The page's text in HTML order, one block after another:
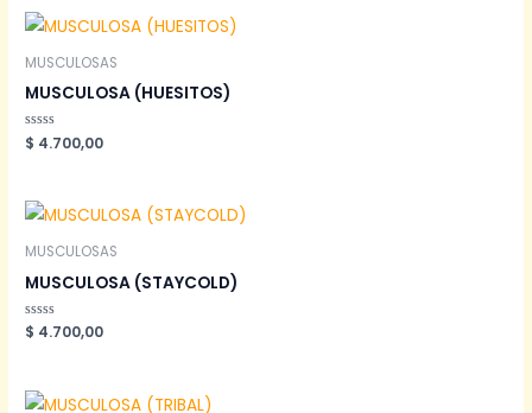
MUSCULOSAS
MUSCULOSA (HUESITOS)
Valorado
en
$ 4.700,00
MUSCULOSAS
MUSCULOSA (STAYCOLD)
Valorado
en
$ 4.700,00